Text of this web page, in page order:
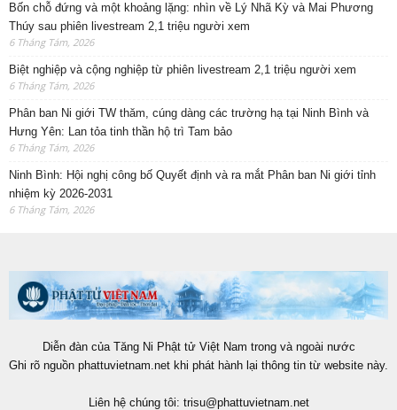
Bốn chỗ đứng và một khoảng lặng: nhìn về Lý Nhã Kỳ và Mai Phương
Thúy sau phiên livestream 2,1 triệu người xem
6 Tháng Tám, 2026
Biệt nghiệp và cộng nghiệp từ phiên livestream 2,1 triệu người xem
6 Tháng Tám, 2026
Phân ban Ni giới TW thăm, cúng dàng các trường hạ tại Ninh Bình và
Hưng Yên: Lan tỏa tinh thần hộ trì Tam bảo
6 Tháng Tám, 2026
Ninh Bình: Hội nghị công bố Quyết định và ra mắt Phân ban Ni giới tỉnh
nhiệm kỳ 2026-2031
6 Tháng Tám, 2026
Diễn đàn của Tăng Ni Phật tử Việt Nam trong và ngoài nước
Ghi rõ nguồn phattuvietnam.net khi phát hành lại thông tin từ website này.
Liên hệ chúng tôi: trisu@phattuvietnam.net